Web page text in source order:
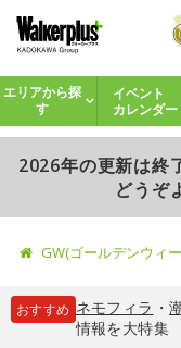
エリアから探
す
イベント
カレンダー
2026年の更新は終
どうぞ
GW(ゴールデンウィ
おすすめ ネモフィラ ・
情報を大特集